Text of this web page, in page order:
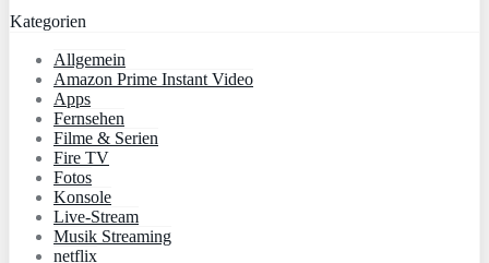
Kategorien
Allgemein
Amazon Prime Instant Video
Apps
Fernsehen
Filme & Serien
Fire TV
Fotos
Konsole
Live-Stream
Musik Streaming
netflix